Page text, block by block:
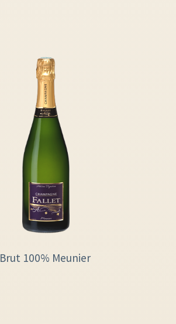
Brut 100% Meunier